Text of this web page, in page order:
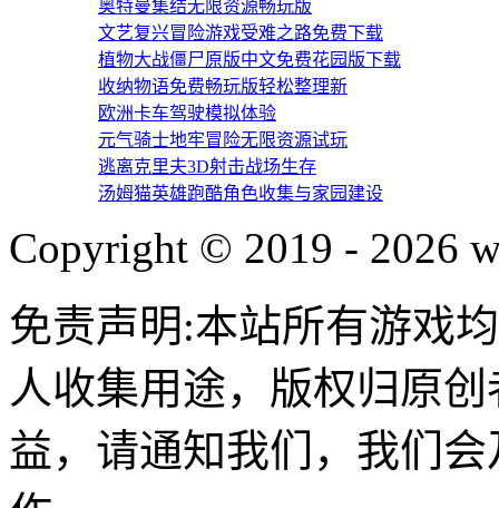
奥特曼集结无限资源畅玩版
文艺复兴冒险游戏受难之路免费下载
植物大战僵尸原版中文免费花园版下载
收纳物语免费畅玩版轻松整理新
欧洲卡车驾驶模拟体验
元气骑士地牢冒险无限资源试玩
逃离克里夫3D射击战场生存
汤姆猫英雄跑酷角色收集与家园建设
Copyright © 2019 - 2026
免责声明:本站所有游戏
人收集用途，版权归原
益，请通知我们，我们